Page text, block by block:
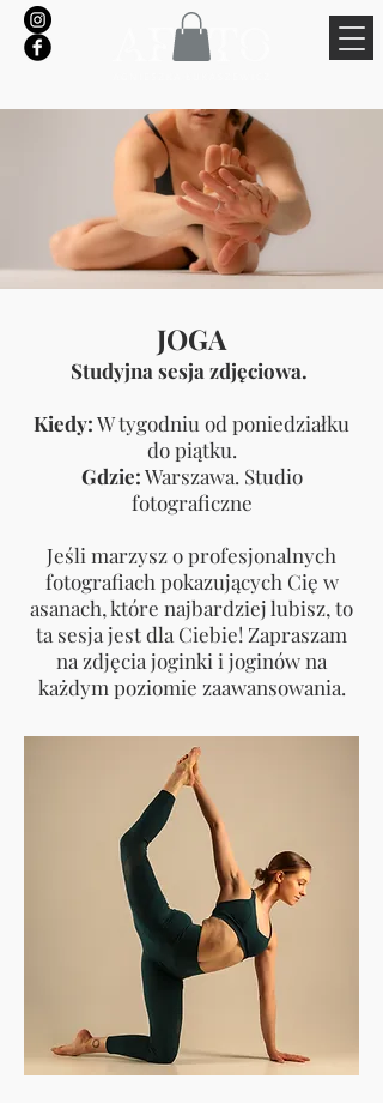
JOGA
Studyjna sesja zdjęciowa.
Kiedy:W tygodniu od poniedziałku
do piątku.
Gdzie:Warszawa. Studio
fotograficzne
Jeśli marzysz o profesjonalnych
fotografiach pokazujących Cię w
asanach, które najbardziej lubisz, to
ta sesja jest dla Ciebie! Zapraszam
na zdjęcia joginki i joginów na
każdym poziomie zaawansowania.